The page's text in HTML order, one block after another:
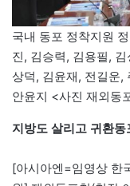
국내 동포 정착지원
진, 김승력, 김용필,
상덕, 김윤재, 전길운,
안윤지 <사진 재외동
지방도 살리고 귀환
[아시아엔=임영상 한